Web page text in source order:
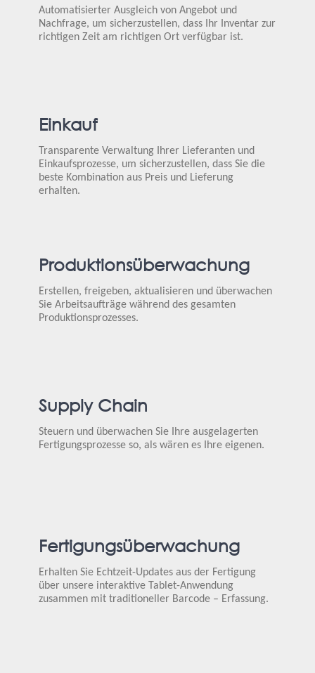
Automatisierter Ausgleich von Angebot und
Nachfrage, um sicherzustellen, dass Ihr Inventar zur
richtigen Zeit am richtigen Ort verfügbar ist.
Einkauf
Transparente Verwaltung Ihrer Lieferanten und
Einkaufsprozesse, um sicherzustellen, dass Sie die
beste Kombination aus Preis und Lieferung
erhalten.
Produktionsüberwachung
Erstellen, freigeben, aktualisieren und überwachen
Sie Arbeitsaufträge während des gesamten
Produktionsprozesses.
Supply Chain
Steuern und überwachen Sie Ihre ausgelagerten
Fertigungsprozesse so, als wären es Ihre eigenen.
Fertigungsüberwachung
Erhalten Sie Echtzeit-Updates aus der Fertigung
über unsere interaktive Tablet-Anwendung
zusammen mit traditioneller Barcode – Erfassung.